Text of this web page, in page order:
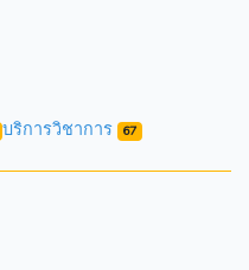
บริการวิชาการ 67